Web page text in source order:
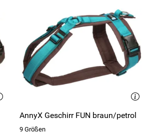
AnnyX Geschirr FUN braun/petrol
9 Größen